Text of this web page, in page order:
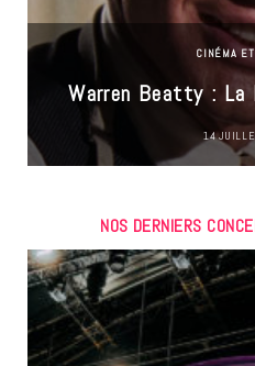
CINÉMA
Warren Beatty : La
14
NOS DERNIERS